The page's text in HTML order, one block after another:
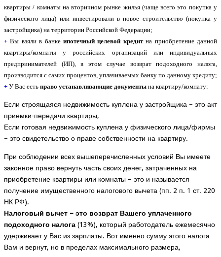
квартиры / комнаты на вторичном рынке жилья (чаще всего это покупка у
физического лица) или инвестировали в новое строительство (покупка у
застройщика) на территории Российской Федерации;
+ Вы взяли в банке ипотечный целевой кредитна приобретение данной
квартиры/комнаты у российских организаций или индивидуальных
предпринимателей (ИП), в этом случае возврат подоходного налога,
производится с самих процентов, уплачиваемых банку по данному кредиту;
+ У Вас есть право устанавливающие документы на квартиру/комнату:
Если строящаяся недвижимость куплена у застройщика – это акт
приемки-передачи квартиры,
Если готовая недвижимость куплена у физического лица/фирмы
– это свидетельство о праве собственности на квартиру.
При соблюдении всех вышеперечисленных условий Вы имеете
законное право вернуть часть своих денег, затраченных на
приобретение квартиры или комнаты – это и называется
получение имущественного налогового вычета (пп. 2 п. 1 ст. 220
НК РФ).
Налоговый вычет – это возврат Вашего уплаченного
подоходного налога (13%), который работодатель ежемесячно
удерживает у Вас из зарплаты. Вот именно сумму этого налога
Вам и вернут, но в пределах максимального размера,